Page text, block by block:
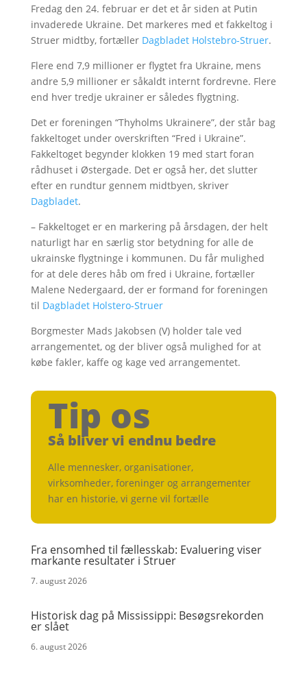
Fredag den 24. februar er det et år siden at Putin
invaderede Ukraine. Det markeres med et fakkeltog i
Struer midtby, fortæller Dagbladet Holstebro-Struer.
Flere end 7,9 millioner er flygtet fra Ukraine, mens
andre 5,9 millioner er såkaldt internt fordrevne. Flere
end hver tredje ukrainer er således flygtning.
Det er foreningen “Thyholms Ukrainere”, der står bag
fakkeltoget under overskriften “Fred i Ukraine”.
Fakkeltoget begynder klokken 19 med start foran
rådhuset i Østergade. Det er også her, det slutter
efter en rundtur gennem midtbyen, skriver
Dagbladet.
– Fakkeltoget er en markering på årsdagen, der helt
naturligt har en særlig stor betydning for alle de
ukrainske flygtninge i kommunen. Du får mulighed
for at dele deres håb om fred i Ukraine, fortæller
Malene Nedergaard, der er formand for foreningen
til Dagbladet Holstero-Struer
Borgmester Mads Jakobsen (V) holder tale ved
arrangementet, og der bliver også mulighed for at
købe fakler, kaffe og kage ved arrangementet.
Tip os
Så bliver vi endnu bedre
Alle mennesker, organisationer,
virksomheder, foreninger og arrangementer
har en historie, vi gerne vil fortælle
Fra ensomhed til fællesskab: Evaluering viser
markante resultater i Struer
7. august 2026
Historisk dag på Mississippi: Besøgsrekorden
er slået
6. august 2026